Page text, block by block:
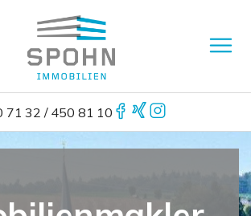
71 32 / 450 81 10